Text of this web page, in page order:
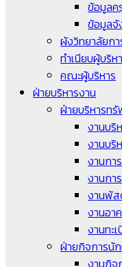
ข้อมูล
ข้อมูลจั
ผังวิทยาลัยก
ทำเนียบผู้บริห
คณะผู้บริหาร
ฝ่ายบริหารงาน
ฝ่ายบริหารท
งานบริ
งานบริ
งานกา
งานก
งานพั
งานอา
งานทะ
ฝ่ายกิจการนั
งานกิจ